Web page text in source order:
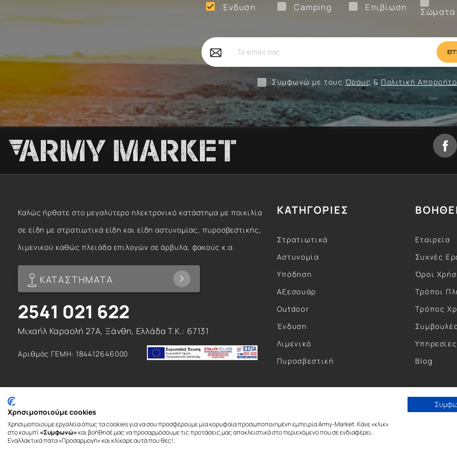
Επιβίωση
Επιβίωση
Camping
Camping
Ένδυση
 Ένδυση
ΣώματαΕπιβίωση
Το
email
σας
Συμφωνώ με τους Όρους & Πολιτική
Καλώς ήρθατε στο μεγαλύτερο ηλεκτρονικό κατάστημα με ποικιλία
σε είδη με στρατιωτικά είδη και είδη αστυνομίας, πυροσβεστικής,
λιμενικού καθώς πλειάδα επιλογών σε άρβυλα, φακούς κ.α.
ΚΑΤΑΣΤΗΜΑΤΑ
2541 021 622
Μιχαήλ Καραολή 27Α, Ξάνθη, Ελλάδα T.K.: 67131
Αριθμός ΓΕΜΗ: 184412646000
ΚΑΤΗΓΟΡΙΕΣ
Στρατιωτικά
Αστυνομία
Υπόδηση
Αξεσουάρ
Outdoor
Ένδυση
Λιμενικό
Πυροσβεστική
Εταιρεία
Συχνές
Όροι
Τρόποι
Τρόπος
Συμβουλές
Υπηρεσίες
Blog
© 2026. All rights reserved
Χρησιμοποιούμε cookies
Χρησιμοποιούμε εργαλεία όπως τα cookies για να σου προσφέρουμε μία κορυφαία προσωποποιημένη εμπειρία Army-Market. Κάνε «κλικ»
στο κουμπί«Συμφωνώ»και βοήθησέ μας να προσαρμόσουμε τις προτάσεις μας αποκλειστικά στο περιεχόμενο που σε ενδιαφέρει.
Εναλλακτικά πάτα «Προσαρμογή» και κλίκαρε αυτά που θες!;